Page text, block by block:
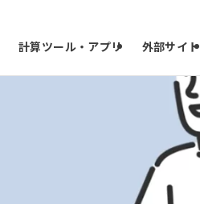
計算ツール・アプリ 外部サイト